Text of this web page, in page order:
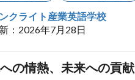
クライト産業英語学校
：2026年7月28日
の情熱、未来への貢献